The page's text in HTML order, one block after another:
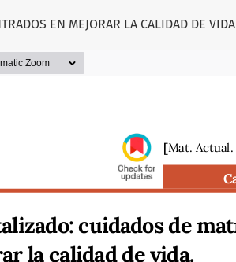
EN MEJORAR LA CALIDAD DE VIDA